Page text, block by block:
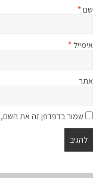
שם*
אימייל *
אתר
שמור בדפדפן זה את השם,